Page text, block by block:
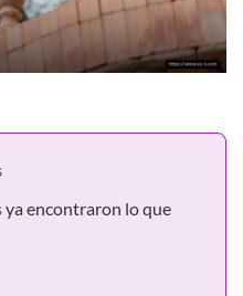
ya encontraron lo que